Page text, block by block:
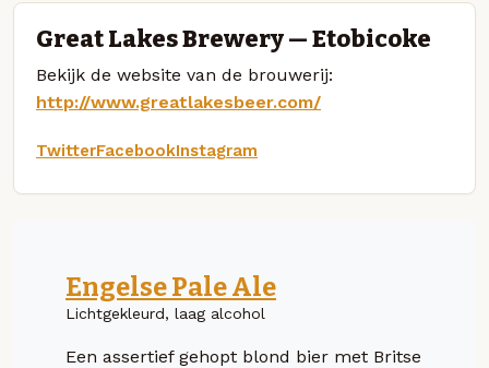
Great Lakes Brewery — Etobicoke
Bekijk de website van de brouwerij:
http://www.greatlakesbeer.com/
TwitterFacebookInstagram
Engelse Pale Ale
Lichtgekleurd, laag alcohol
Een assertief gehopt blond bier met Britse